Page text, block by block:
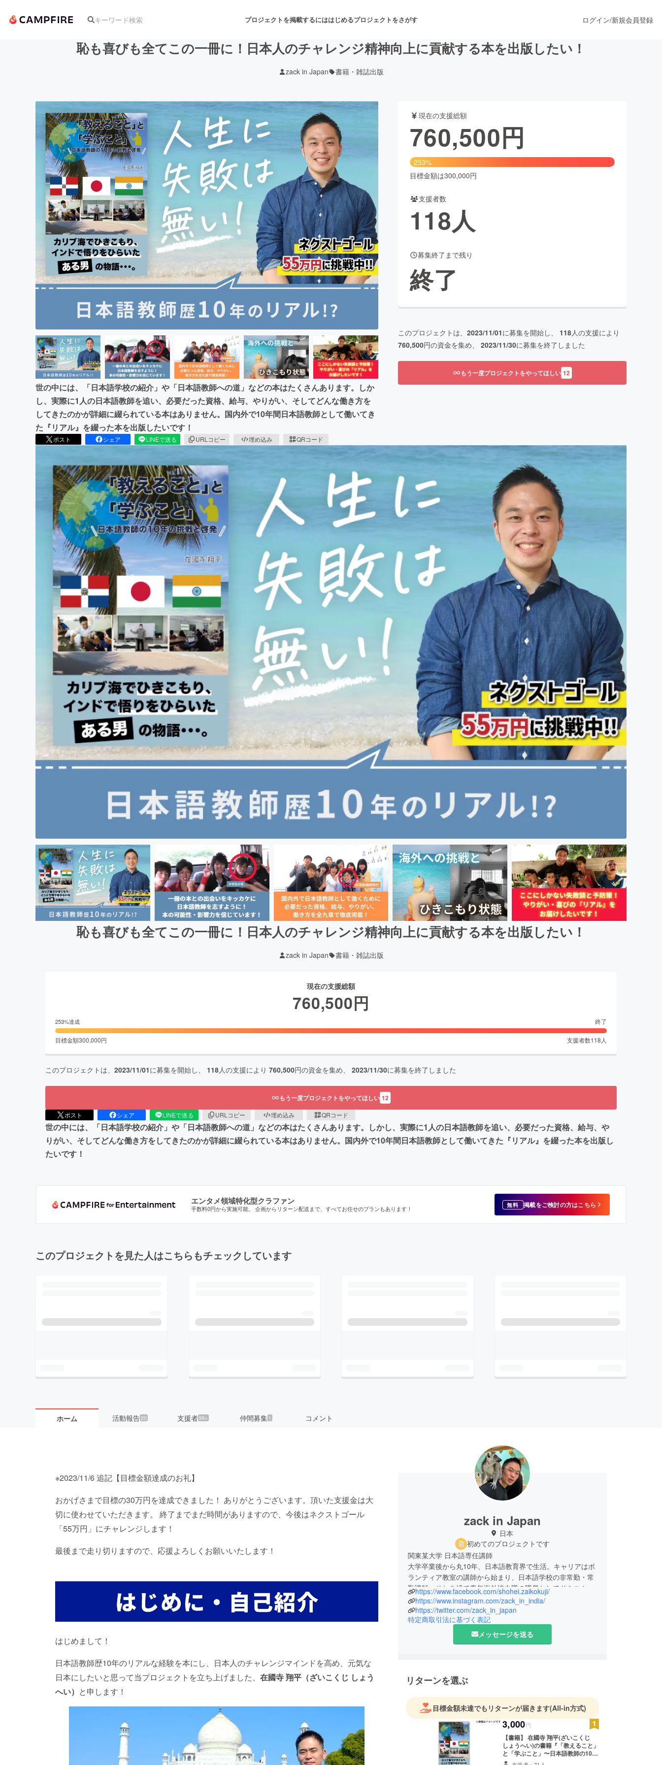
プロジェクトを掲載するにははじめるプロジェクトをさがす
アート・写真 音楽 舞台・パフォーマンス
テクノロジー・ガジェット ファッション
映像・映画 書籍・雑誌出版
ビジネス・起業 チャレンジ ビューティー・ヘルスケア
まちづくり・地域活性化
CAMPFIRE for Social GoodCAMPFIRE Creation
CAMPFIREふるさと納税machi-yaコミュニティ
ログイン/新規会員登録
恥も喜びも全てこの一冊に！日本人のチャレンジ精神向上に貢献する本を出版したい！
zack in Japan 書籍・雑誌出版
世の中には、「日本語学校の紹介」や「日本語教師への道」などの本はたくさんあります。しか
し、実際に1人の日本語教師を追い、必要だった資格、給与、やりがい、そしてどんな働き方を
してきたのかが詳細に綴られている本はありません。国内外で10年間日本語教師として働いてき
た『リアル』を綴った本を出版したいです！
ポスト シェア LINEで送る URLコピー 埋め込み QRコード
現在の支援総額
760,500円
253%
目標金額は300,000円
支援者数
118人
募集終了まで残り
終了
このプロジェクトは、 2023/11/01に募集を開始し、 118人の支援により
760,500円の資金を集め、 2023/11/30に募集を終了しました
もう一度プロジェクトをやってほしい 12
恥も喜びも全てこの一冊に！日本人のチャレンジ精神向上に貢献する本を出版したい！
zack in Japan 書籍・雑誌出版
現在の支援総額
760,500円
253%達成 終了
目標金額300,000円 支援者数118 人
このプロジェクトは、 2023/11/01に募集を開始し、 118人の支援により 760,500円の資金を集め、 2023/11/30に募集を終了しました
もう一度プロジェクトをやってほしい 12
ポスト シェア LINEで送る URLコピー 埋め込み QRコード
世の中には、「日本語学校の紹介」や「日本語教師への道」などの本はたくさんあります。しかし、実際に1人の日本語教師を追い、必要だった資格、給与、や
りがい、そしてどんな働き方をしてきたのかが詳細に綴られている本はありません。国内外で10年間日本語教師として働いてきた『リアル』を綴った本を出版し
たいです！
エンタメ領域特化型クラファン
手数料0円から実施可能。 企画からリターン配送まで、すべてお任せのプランもあります！ 無料 掲載をご検討の方はこちら
このプロジェクトを見た人はこちらもチェックしています
ホーム 活動報告20 支援者99+ 仲間募集 1 コメント
※2023/11/6 追記【目標金額達成のお礼】
おかげさまで目標の30万円を達成できました！ ありがとうございます。頂いた支援金は大
切に使わせていただきます。 終了までまだ時間がありますので、今後はネクストゴール
「55万円」にチャレンジします！
最後まで走り切りますので、応援よろしくお願いいたします！
はじめまして！
日本語教師歴10年のリアルな経験を本にし、日本人のチャレンジマインドを高め、元気な
日本にしたいと思って当プロジェクトを立ち上げました、 在國寺 翔平（ざいこくじ しょう
へい） と申します！
zack in Japan
日本
初めてのプロジェクトです
関東某大学 日本語専任講師
大学卒業後から丸10年、日本語教育界で生活。キャリアはボ
ランティア教室の講師から始まり、日本語学校の非常勤・常
勤講師。それを経て青年海外協力隊の隊員としてドミニカ共
和国の教壇へ。帰国後は日本語教育を極めるべく大学院へ進
学。
修了後、国際交流基金の日本語専門家としてインドへ赴き、
現地の日本語教師のサポート業務に従事。
た！日本語教師を目指す方にとっては「バイブル」として、
現役の方には「共感書」として、そして海外で働きたいと考
えているすべての方に向けたものです。この本との出会い
が、その一歩を踏み出す勇気につながれば嬉しいです。よろ
しくお願いします。
https://www.facebook.com/shohei.zaikokuji/
https://www.instagram.com/zack_in_india/
https://twitter.com/zack_in_japan
特定商取引法に基づく表記
メッセージを送る
リターンを選ぶ
目標金額未達でもリターンが届きます(All-in方式)
3,000円
【書籍】 在國寺 翔平(ざいこくじ
しょうへい)の書籍『「教えること」
と「学ぶこと」〜日本語教師の10年
の挑戦と啓発〜』をお届けします。